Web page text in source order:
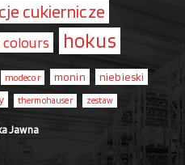
cukiernicze
hokus
modecor monin niebieski
thermohauser zestaw
Jawna